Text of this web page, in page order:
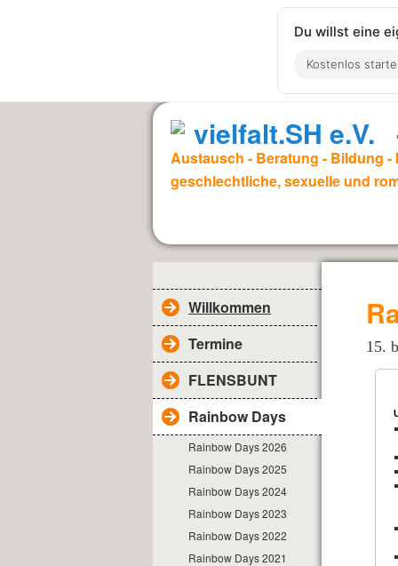
vielfalt.SH
Austausch - Beratung - Bildung
geschlechtliche, sexuelle und
Willkommen
Termine
FLENSBUNT
Rainbow Days
Rainbow Days 2026
Rainbow Days 2025
Rainbow Days 2024
Rainbow Days 2023
Rainbow Days 2022
Rainbow Days 2021
15.
Du willst eine
Kostenlos